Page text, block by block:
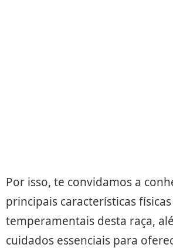
Por isso, te convidamos a
principais características físicas
temperamentais desta raça,
cuidados essenciais para